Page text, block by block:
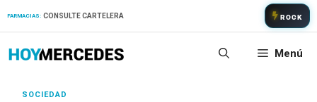
FARMACIAS: CONSULTE CARTELERA ROCK
Menú